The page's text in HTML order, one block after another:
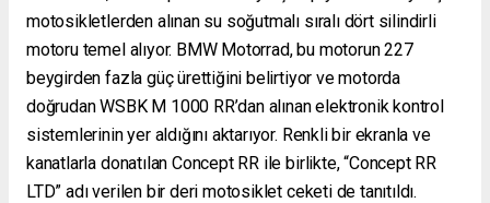
motosikletlerden alınan su soğutmalı sıralı dört silindirli
motoru temel alıyor. BMW Motorrad, bu motorun 227
beygirden fazla güç ürettiğini belirtiyor ve motorda
doğrudan WSBK M 1000 RR’dan alınan elektronik kontrol
sistemlerinin yer aldığını aktarıyor. Renkli bir ekranla ve
kanatlarla donatılan Concept RR ile birlikte, “Concept RR
LTD” adı verilen bir deri motosiklet ceketi de tanıtıldı.